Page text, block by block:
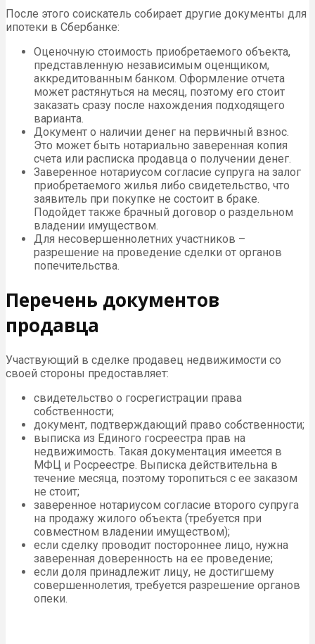
После этого соискатель собирает другие документы для
ипотеки в Сбербанке:
Оценочную стоимость приобретаемого объекта,
представленную независимым оценщиком,
аккредитованным банком. Оформление отчета
может растянуться на месяц, поэтому его стоит
заказать сразу после нахождения подходящего
варианта.
Документ о наличии денег на первичный взнос.
Это может быть нотариально заверенная копия
счета или расписка продавца о получении денег.
Заверенное нотариусом согласие супруга на залог
приобретаемого жилья либо свидетельство, что
заявитель при покупке не состоит в браке.
Подойдет также брачный договор о раздельном
владении имуществом.
Для несовершеннолетних участников –
разрешение на проведение сделки от органов
попечительства.
Перечень документов
продавца
Участвующий в сделке продавец недвижимости со
своей стороны предоставляет:
свидетельство о госрегистрации права
собственности;
документ, подтверждающий право собственности;
выписка из Единого госреестра прав на
недвижимость. Такая документация имеется в
МФЦ и Росреестре. Выписка действительна в
течение месяца, поэтому торопиться с ее заказом
не стоит;
заверенное нотариусом согласие второго супруга
на продажу жилого объекта (требуется при
совместном владении имуществом);
если сделку проводит постороннее лицо, нужна
заверенная доверенность на ее проведение;
если доля принадлежит лицу, не достигшему
совершеннолетия, требуется разрешение органов
опеки.